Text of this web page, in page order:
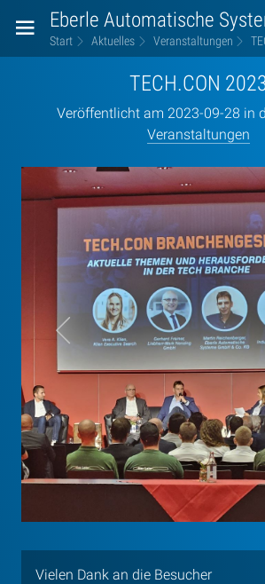
Eberle Automatische
Start Aktuelles Veranstaltungen
TECH.CON
Veröffentlicht am 2023-09-28 in
Veranstaltungen
TECH.CON
2023
left8
Vielen Dank an die Besucher